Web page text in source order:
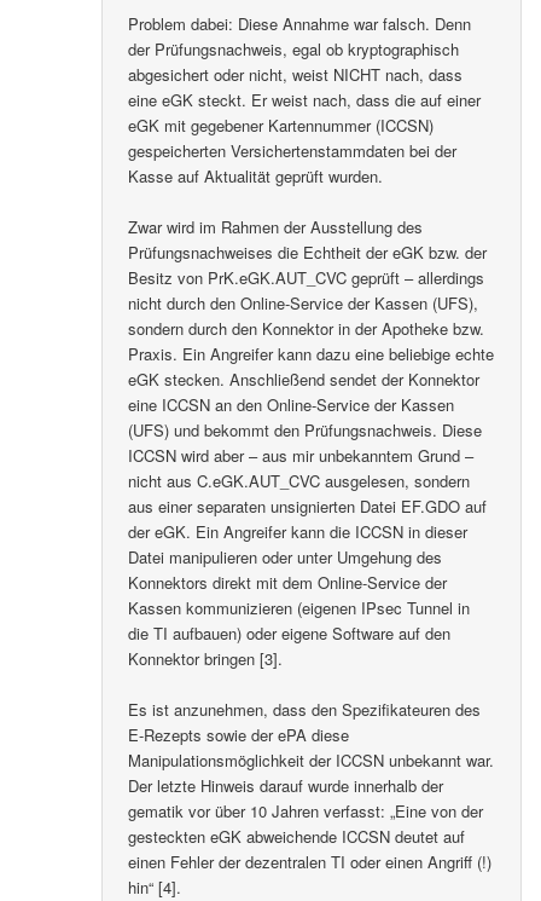
Problem dabei: Diese Annahme war falsch. Denn
der Prüfungsnachweis, egal ob kryptographisch
abgesichert oder nicht, weist NICHT nach, dass
eine eGK steckt. Er weist nach, dass die auf einer
eGK mit gegebener Kartennummer (ICCSN)
gespeicherten Versichertenstammdaten bei der
Kasse auf Aktualität geprüft wurden.
Zwar wird im Rahmen der Ausstellung des
Prüfungsnachweises die Echtheit der eGK bzw. der
Besitz von PrK.eGK.AUT_CVC geprüft – allerdings
nicht durch den Online-Service der Kassen (UFS),
sondern durch den Konnektor in der Apotheke bzw.
Praxis. Ein Angreifer kann dazu eine beliebige echte
eGK stecken. Anschließend sendet der Konnektor
eine ICCSN an den Online-Service der Kassen
(UFS) und bekommt den Prüfungsnachweis. Diese
ICCSN wird aber – aus mir unbekanntem Grund –
nicht aus C.eGK.AUT_CVC ausgelesen, sondern
aus einer separaten unsignierten Datei EF.GDO auf
der eGK. Ein Angreifer kann die ICCSN in dieser
Datei manipulieren oder unter Umgehung des
Konnektors direkt mit dem Online-Service der
Kassen kommunizieren (eigenen IPsec Tunnel in
die TI aufbauen) oder eigene Software auf den
Konnektor bringen [3].
Es ist anzunehmen, dass den Spezifikateuren des
E-Rezepts sowie der ePA diese
Manipulationsmöglichkeit der ICCSN unbekannt war.
Der letzte Hinweis darauf wurde innerhalb der
gematik vor über 10 Jahren verfasst: „Eine von der
gesteckten eGK abweichende ICCSN deutet auf
einen Fehler der dezentralen TI oder einen Angriff (!)
hin“ [4].